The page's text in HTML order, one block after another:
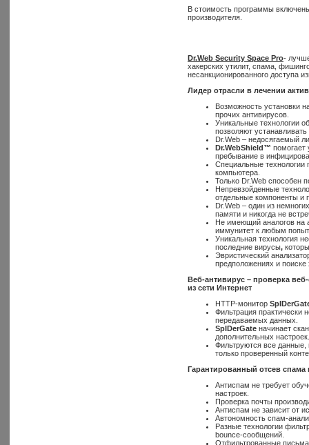
В стоимость программы
производителя.
Dr.Web Security Space Pro-
хакерских утилит, спама,
несанкционированного доступа
Лидер отрасли в лечении
Возможность установки
прочих антивирусов.
Уникальные технологии
позволяют
Dr.Web – недосягаемый
Dr.WebShield™ помогает
пребывание в
Специальные технологии
компьютера.
Только Dr.Web способен
Непревзойденные
отдельные компоненты и
Dr.Web – один из
памяти и никогда не
Не имеющий аналогов на
иммунитет к любым
Уникальная технология
последние вирусы,
Эвристический
предположениях и поиске
Веб-антивирус – проверка
из сети Интернет
HTTP-монитор SpIDer
Фильтрация практически
передаваемых данных.
SpIDerGate начинает
дополнительных настроек.
Фильтруются все данные,
только проверенный
Гарантированный отсев
Антиспам не требует
настроек.
Проверка почты
Антиспам не зависит от
Автономность спам-
Разные технологии
bounce-сообщений.
Отфильтрованные